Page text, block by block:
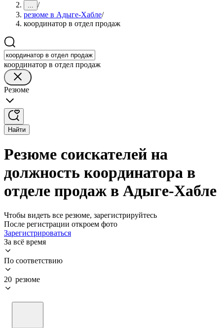
... /
резюме в Адыге-Хабле/
координатор в отдел продаж
координатор в отдел продаж
Резюме
Найти
Резюме соискателей на
должность координатора в
отделе продаж в Адыге-Хабле
Чтобы видеть все резюме, зарегистрируйтесь
После регистрации откроем фото
Зарегистрироваться
За всё время
По соответствию
20 резюме